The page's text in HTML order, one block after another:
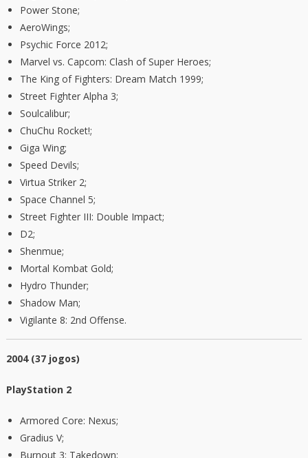
Power Stone;
AeroWings;
Psychic Force 2012;
Marvel vs. Capcom: Clash of Super Heroes;
The King of Fighters: Dream Match 1999;
Street Fighter Alpha 3;
Soulcalibur;
ChuChu Rocket!;
Giga Wing;
Speed Devils;
Virtua Striker 2;
Space Channel 5;
Street Fighter III: Double Impact;
D2;
Shenmue;
Mortal Kombat Gold;
Hydro Thunder;
Shadow Man;
Vigilante 8: 2nd Offense.
2004 (37 jogos)
PlayStation 2
Armored Core: Nexus;
Gradius V;
Burnout 3: Takedown;